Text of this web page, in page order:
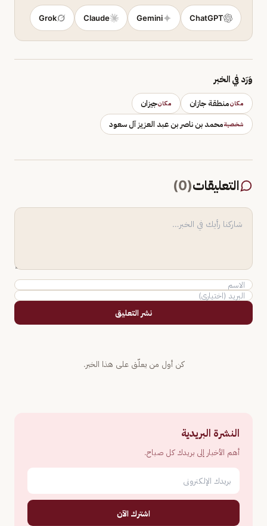
ChatGPT
Gemini
Claude
Grok
وَرَد في الخبر
مكانمنطقة جازان مكانجيزان
شخصيةمحمد بن ناصر بن عبد العزيز آل سعود
التعليقات(
0
)
نشر التعليق
كن أول من يعلّق على هذا الخبر.
النشرة البريدية
أهم الأخبار إلى بريدك كل صباح.
اشترك الآن